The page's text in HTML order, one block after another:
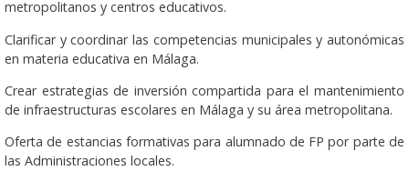
metropolitanos y centros educativos.
Clarificar y coordinar las competencias municipales y autonómicas
en materia educativa en Málaga.
Crear estrategias de inversión compartida para el mantenimiento
de infraestructuras escolares en Málaga y su área metropolitana.
Oferta de estancias formativas para alumnado de FP por parte de
las Administraciones locales.